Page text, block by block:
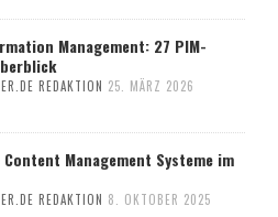
Management: 27 PIM-
REDAKTION 25. MÄRZ 2026
Management Systeme im
REDAKTION 8. OKTOBER 2025